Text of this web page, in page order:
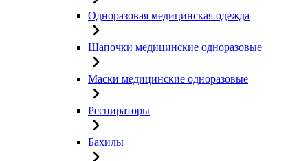
Одноразовая медицинская одежда
Шапочки медицинские одноразовые
Маски медицинские одноразовые
Респираторы
Бахилы